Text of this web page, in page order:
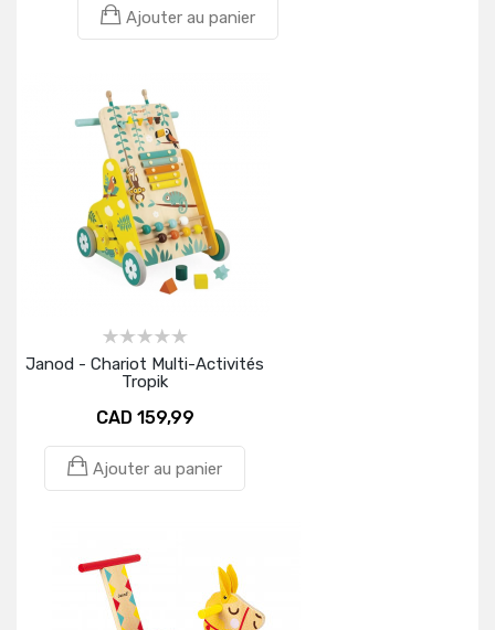
Ajouter au panier
Janod - Chariot Multi-Activités
Tropik
CAD 159,99
Ajouter au panier